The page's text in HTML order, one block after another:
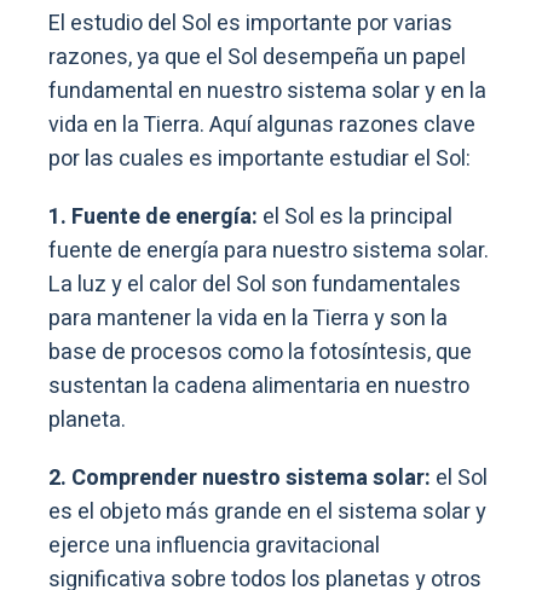
El estudio del Sol es importante por varias
razones, ya que el Sol desempeña un papel
fundamental en nuestro sistema solar y en la
vida en la Tierra. Aquí algunas razones clave
por las cuales es importante estudiar el Sol:
1. Fuente de energía: el Sol es la principal
fuente de energía para nuestro sistema solar.
La luz y el calor del Sol son fundamentales
para mantener la vida en la Tierra y son la
base de procesos como la fotosíntesis, que
sustentan la cadena alimentaria en nuestro
planeta.
2. Comprender nuestro sistema solar: el Sol
es el objeto más grande en el sistema solar y
ejerce una influencia gravitacional
significativa sobre todos los planetas y otros